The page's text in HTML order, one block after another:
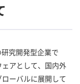
究開発型企業で
アとして、国内外
ーバルに展開して